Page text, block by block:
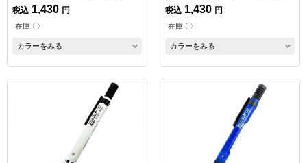
税込 1,430 円
在庫 〇
カラーをみる
定】
税込 1,430 円
在庫 〇
カラーをみる